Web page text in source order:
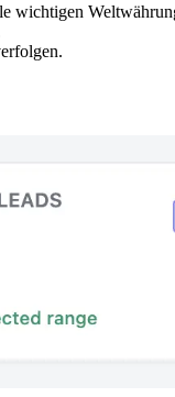
wichtigen